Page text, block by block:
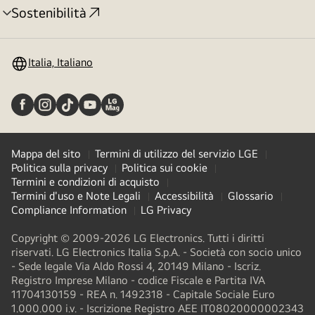
Sostenibilità
Attivazione
Italia, Italiano
Mappa del sito
Termini di utilizzo del servizio LGE
Politica sulla privacy
Politica sui cookie
Termini e condizioni di acquisto
Termini d'uso e Note Legali
Accessibilità
Glossario
Compliance Information
LG Privacy
Copyright © 2009-2026 LG Electronics. Tutti i diritti
riservati. LG Electronics Italia S.p.A. - Società con socio unico
- Sede legale Via Aldo Rossi 4, 20149 Milano - Iscriz.
Registro Imprese Milano - codice Fiscale e Partita IVA
11704130159 - REA n. 1492318 - Capitale Sociale Euro
1.000.000 i.v. - Iscrizione Registro AEE IT08020000002343​